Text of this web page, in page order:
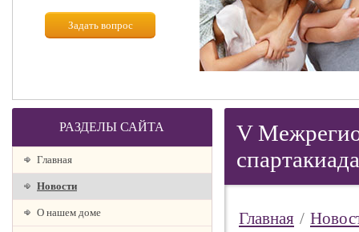
Задать вопрос
РАЗДЕЛЫ САЙТА
Главная
Новости
О нашем доме
V
Главная /